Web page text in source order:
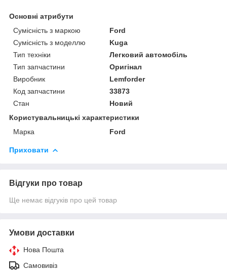
Основні атрибути
Сумісність з маркою
Ford
Сумісність з моделлю
Kuga
Тип техніки
Легковий автомобіль
Тип запчастини
Оригінал
Виробник
Lemforder
Код запчастини
33873
Стан
Новий
Користувальницькі характеристики
Марка
Ford
Приховати
Відгуки про товар
Ще немає відгуків про цей товар
Умови доставки
Нова Пошта
Самовивіз